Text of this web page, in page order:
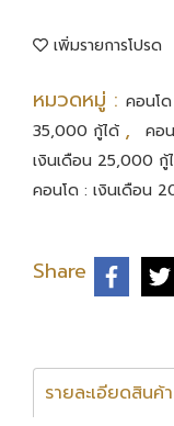
เพิ่มรายการโปรด
หมวดหมู่ : คอนโ
35,000 กู้ได้ , คอ
เงินเดือน 25,000 กู้
คอนโด : เงินเดือน
Share
รายละเอียดสินค้า